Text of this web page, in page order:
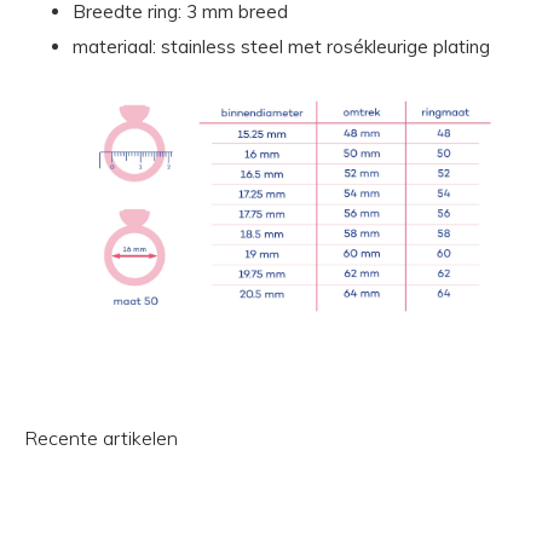
Breedte ring: 3 mm breed
materiaal: stainless steel met rosékleurige plating
Recente artikelen